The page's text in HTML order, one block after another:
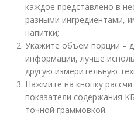
каждое представлено в
разными ингредиентами,
напитки;
Укажите объем порции –
информации, лучше
другую измерительную
Нажмите на кнопку
показатели содержания
точной граммовкой.